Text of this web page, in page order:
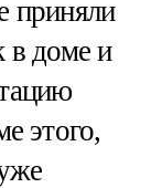
приняли
в доме и
этого,